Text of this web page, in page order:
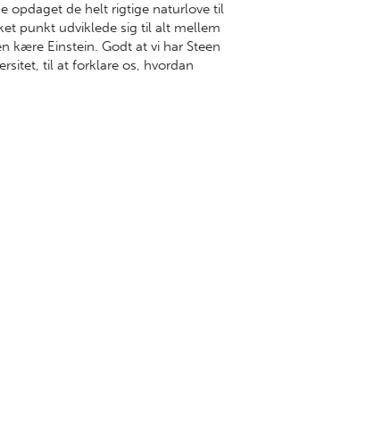
opdaget de helt rigtige naturlove til
punkt udviklede sig til alt mellem
kære Einstein. Godt at vi har Steen
til at forklare os, hvordan